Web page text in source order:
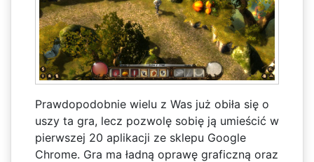
Prawdopodobnie wielu z Was już obiła się o
uszy ta gra, lecz pozwolę sobię ją umieścić w
pierwszej 20 aplikacji ze sklepu Google
Chrome. Gra ma ładną oprawę graficzną oraz